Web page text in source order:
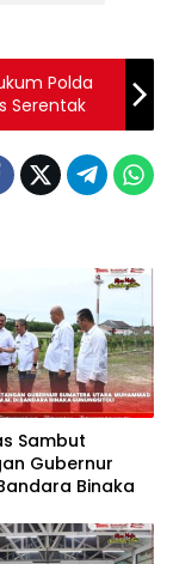
Polda
Serentak
Sambut
Gubernur
Binaka